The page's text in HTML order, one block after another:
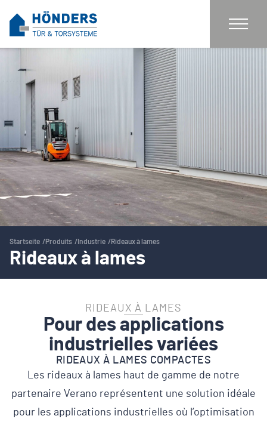
Startseite Produits Industrie Rideaux à lames
Rideaux à lames
RIDEAUX À LAMES
Pour des applications
industrielles variées
RIDEAUX À LAMES COMPACTES
Les rideaux à lames haut de gamme de notre
partenaire Verano représentent une solution idéale
pour les applications industrielles où l’optimisation